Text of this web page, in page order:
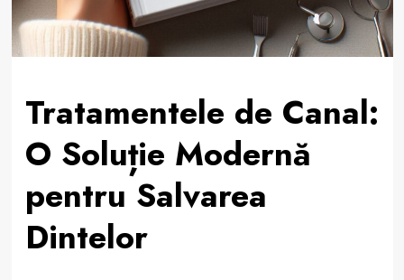
Tratamentele de Canal:
O Soluție Modernă
pentru Salvarea
Dintelor